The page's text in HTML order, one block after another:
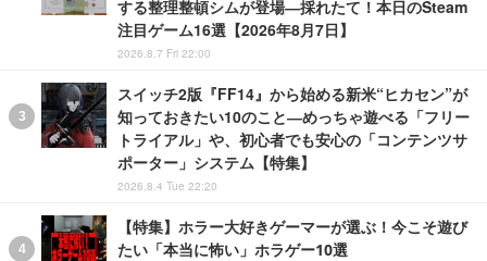
する整理整頓シムが登場―採れたて！本日のSteam
注目ゲーム16選【2026年8月7日】
2026.8.7 Fri 22:00
スイッチ2版『FF14』から始める新米“ヒカセン”が
知っておきたい10のこと―めっちゃ遊べる「フリー
トライアル」や、初心者でも安心の「コンテンツサ
ポーター」システム【特集】
2026.8.4 Tue 22:20
【特集】ホラー大好きゲーマーが選ぶ！今こそ遊び
たい「本当に怖い」ホラゲー10選